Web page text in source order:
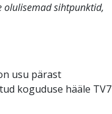
olulisemad sihtpunktid,
usu pärast
koguduse hääle TV7